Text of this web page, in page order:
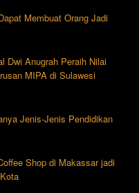
Membuat Orang Jadi
Dwi Anugrah Peraih Nilai
MIPA di Sulawesi
Jenis-Jenis Pendidikan
Shop di Makassar jadi